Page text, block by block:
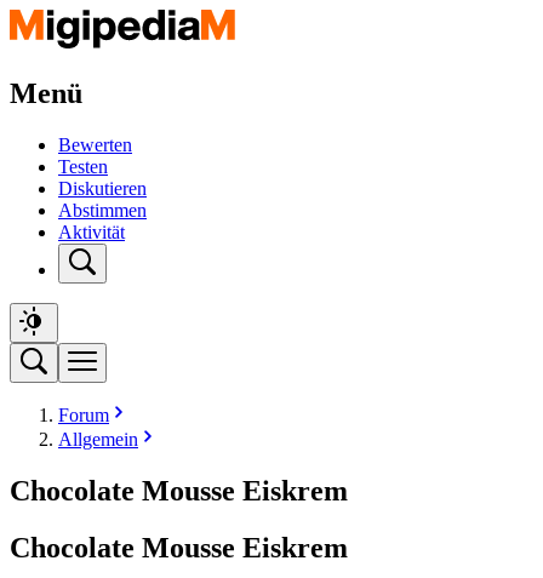
Menü
Bewerten
Testen
Diskutieren
Abstimmen
Aktivität
Forum
Allgemein
Chocolate Mousse Eiskrem
Chocolate Mousse Eiskrem